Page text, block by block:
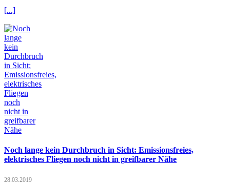
[...]
Noch lange kein Durchbruch in Sicht: Emissionsfreies,
elektrisches Fliegen noch nicht in greifbarer Nähe
28.03.2019